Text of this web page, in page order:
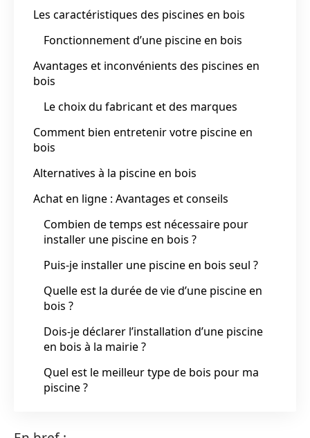
Les caractéristiques des piscines en bois
Fonctionnement d’une piscine en bois
Avantages et inconvénients des piscines en
bois
Le choix du fabricant et des marques
Comment bien entretenir votre piscine en
bois
Alternatives à la piscine en bois
Achat en ligne : Avantages et conseils
Combien de temps est nécessaire pour
installer une piscine en bois ?
Puis-je installer une piscine en bois seul ?
Quelle est la durée de vie d’une piscine en
bois ?
Dois-je déclarer l’installation d’une piscine
en bois à la mairie ?
Quel est le meilleur type de bois pour ma
piscine ?